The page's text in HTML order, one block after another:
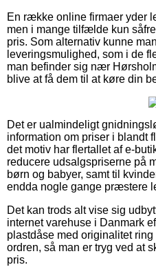
En række online firmaer yder
men i mange tilfælde kun
pris. Som alternativ kunne
leveringsmulighed, som i de
man befinder sig nær
blive at få dem til at køre din
Det er ualmindeligt
information om priser i blandt
det motiv har flertallet af e-
reducere udsalgspriserne på
børn og babyer, samt til
endda nogle gange præstere
Det kan trods alt vise sig
internet varehuse i Danmark
plastdåse med originalitet
ordren, så man er tryg ved at
pris.